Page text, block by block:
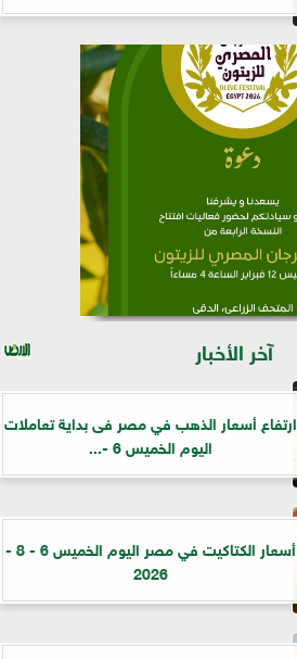
آخر الأخبار
ارتفاع أسعار الذهب في مصر فى بداية تعاملات
اليوم الخميس 6 -...
أسعار الكتاكيت في مصر اليوم الخميس 6 - 8 -
2026